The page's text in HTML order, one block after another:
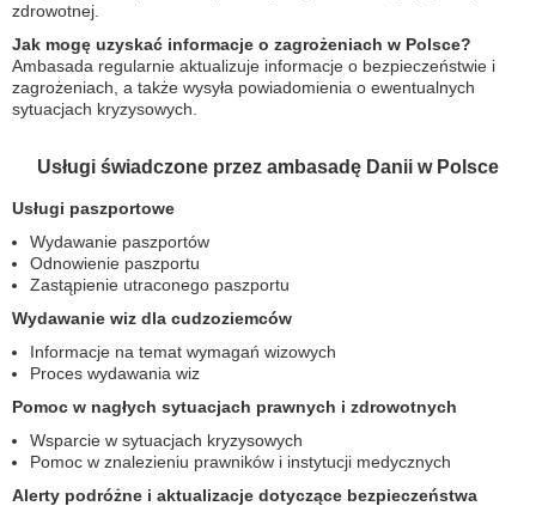
zdrowotnej.
Jak mogę uzyskać informacje o zagrożeniach w Polsce?
Ambasada regularnie aktualizuje informacje o bezpieczeństwie i
zagrożeniach, a także wysyła powiadomienia o ewentualnych
sytuacjach kryzysowych.
Usługi świadczone przez ambasadę Danii w Polsce
Usługi paszportowe
Wydawanie paszportów
Odnowienie paszportu
Zastąpienie utraconego paszportu
Wydawanie wiz dla cudzoziemców
Informacje na temat wymagań wizowych
Proces wydawania wiz
Pomoc w nagłych sytuacjach prawnych i zdrowotnych
Wsparcie w sytuacjach kryzysowych
Pomoc w znalezieniu prawników i instytucji medycznych
Alerty podróżne i aktualizacje dotyczące bezpieczeństwa